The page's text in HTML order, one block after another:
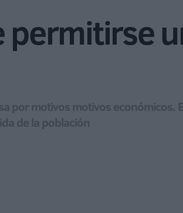
permitirse
por motivos motivos económicos.
de la población